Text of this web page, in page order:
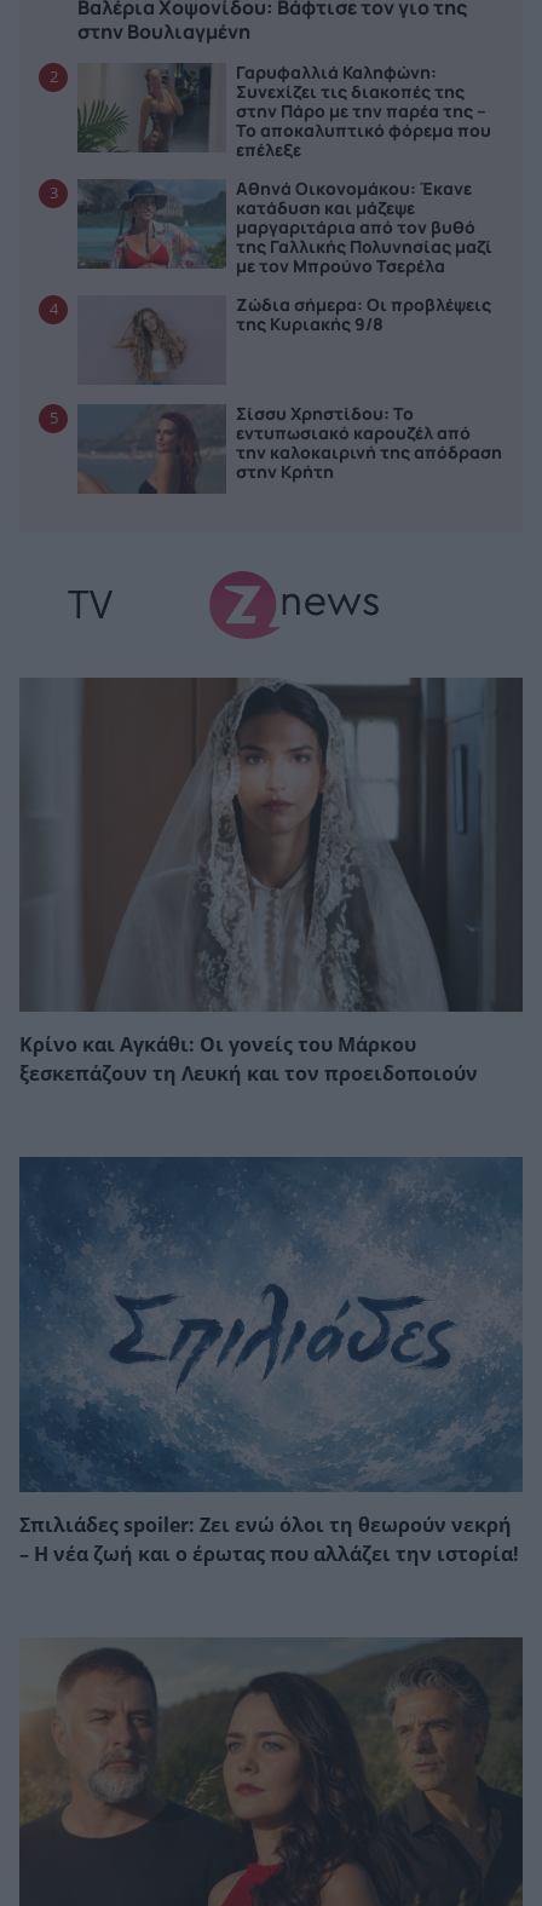
Βαλέρια Χοψονίδου: Bάφτισε τον γιο της
στην Βουλιαγμένη
2
Γαρυφαλλιά Καληφώνη:
Συνεχίζει τις διακοπές της
στην Πάρο με την παρέα της –
Το αποκαλυπτικό φόρεμα που
επέλεξε
3
Αθηνά Οικονομάκου: Έκανε
κατάδυση και μάζεψε
μαργαριτάρια από τον βυθό
της Γαλλικής Πολυνησίας μαζί
με τον Μπρούνο Τσερέλα
4
Ζώδια σήμερα: Οι προβλέψεις
της Κυριακής 9/8
5
Σίσσυ Χρηστίδου: Το
εντυπωσιακό καρουζέλ από
την καλοκαιρινή της απόδραση
στην Κρήτη
TV
Κρίνο και Αγκάθι: Οι γονείς του Μάρκου
ξεσκεπάζουν τη Λευκή και τον προειδοποιούν
Σπιλιάδες spoiler: Ζει ενώ όλοι τη θεωρούν νεκρή
– Η νέα ζωή και ο έρωτας που αλλάζει την ιστορία!